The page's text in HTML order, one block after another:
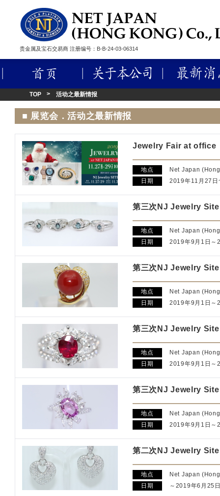
贵金属及宝石交易商 注册编号：B-B-24-03-06314
TOP 活动之最新情报
■ 展览会．活动之最新情报
Jewelry Fair at office
地点
Net Japan
日期
2019年11月27
第三次NJ Jewelry
地点
Net Japan
日期
2019年9月1日～
第三次NJ Jewelry
地点
Net Japan
日期
2019年9月1日～
第三次NJ Jewelry
地点
Net Japan
日期
2019年9月1日～
第三次NJ Jewelry
地点
Net Japan
日期
2019年9月1日～
第二次NJ Jewelry
地点
Net Japan
日期
～2019年6月25